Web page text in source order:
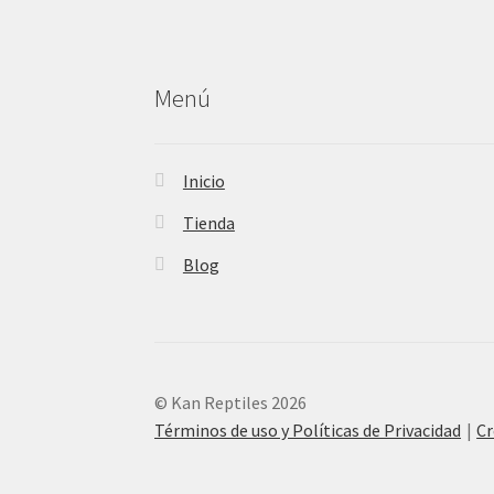
Menú
Inicio
Tienda
Blog
© Kan Reptiles 2026
Términos de uso y Políticas de Privacidad